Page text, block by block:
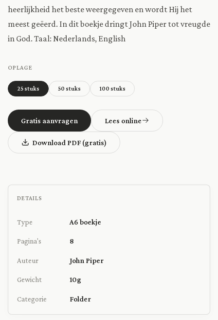
heerlijkheid het beste weergegeven en wordt Hij het
meest geëerd. In dit boekje dringt John Piper tot vreugde
in God. Taal: Nederlands, English
OPLAGE
25 stuks 50 stuks 100 stuks
Gratis aanvragen Lees online
Download PDF (gratis)
DETAILS
Type A6 boekje
Pagina's 8
Auteur John Piper
Gewicht 10g
Categorie Folder